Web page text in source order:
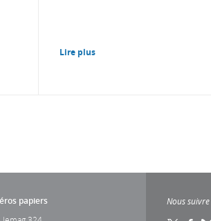
Lire plus
papiers Nous suivre